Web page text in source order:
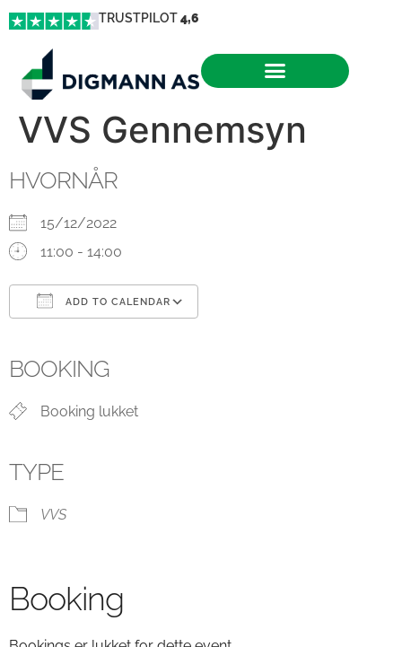
TRUSTPILOT4,6
VVS Gennemsyn
HVORNÅR
15/12/2022
11:00 - 14:00
ADD TO CALENDAR
BOOKING
Booking lukket
TYPE
VVS
Booking